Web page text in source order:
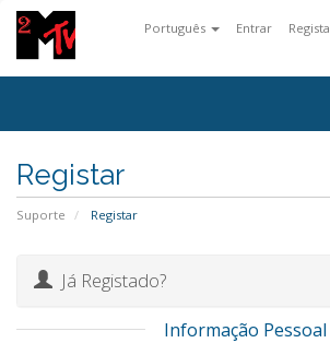
Português Entrar
Registar
Suporte Registar
Já Registado?
Informação Pessoal